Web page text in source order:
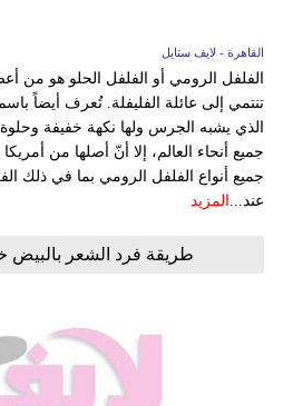
القاهرة - لايف ستايل
الفلفل الرومي أو الفلفل الحلو هو من
تنتمي إلى عائلة الفليفلة. تُعرف أيضاً
الذي يشبه الجرس ولها نكهة خفيفة
جميع أنحاء العالم، إلا أنّ أصلها من
جميع أنواع الفلفل الرومي بما في ذلك
عند... المزيد
طريقة فرد الشعر بالبيض